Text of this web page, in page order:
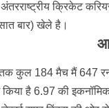
क्रिकेट
बार) खेले है।
कुल 184 मैच मैं 647
है 6.97 की